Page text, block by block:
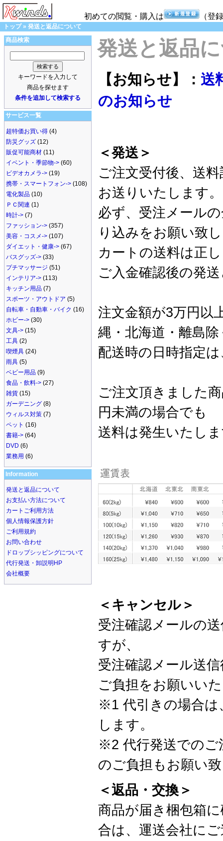
初めての閲覧・購入は （登
トップ» 発送と返品について
商品検索
キーワードを入力して
商品を探せます
条件を追加して検索する
サービス一覧
超特価お買い得 (4)
防災グッズ (12)
販促可能商材 (11)
イベント・季節物-> (60)
ビデオカメラ-> (19)
携帯・スマートフォン-> (108)
電化製品 (10)
ＰＣ関連 (1)
時計-> (7)
ファッション-> (357)
美容・コスメ-> (107)
ダイエット・健康-> (67)
バスグッズ-> (33)
プチマッサージ (51)
インテリア-> (113)
キッチン用品 (7)
スポーツ・アウトドア (5)
自転車・自動車・バイク (16)
ホビー-> (30)
文具-> (15)
工具 (2)
喫煙具 (24)
雨具 (5)
ベビー用品 (9)
食品・飲料-> (27)
雑貨 (15)
ガーデニング (8)
ウィルス対策 (7)
ペット (16)
書籍-> (64)
DVD (6)
業務用 (6)
Information
発送と返品について
お支払い方法について
カートご利用方法
個人情報保護方針
ご利用規約
お問い合わせ
ドロップシッピングについて
代行発送・卸説明HP
会社概要
発送と返品
【お知らせ】： 送
のお知らせ
＜発送＞
ご注文受付後、送
お送りいたします。
必ず、受注メール
り込みをお願い致
カートの送料は正
ご入金確認後の発
注文金額が3万円以
縄・北海道・離島
配送時の日時指定
ご注文頂きました
円未満の場合でも
送料は発生いたし
＜キャンセル＞
受注確認メールの
すが、
受注確認メール送
ご負担をお願いい
※1 代引きの場合は
します。
※2 代行発送でのご
のご負担もお願い
＜返品・交換＞
商品が届き梱包箱
合は、運送会社に